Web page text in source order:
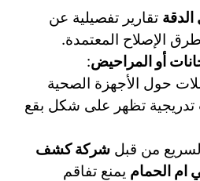
تقارير تفصيلية عن
الإصلاح المعتمدة.
أو المراحيض:
حول الأجهزة الصحية
تدريجية تظهر على شكل بقع
من قبل شركة كشف
ام الحمام يمنع تفاقم